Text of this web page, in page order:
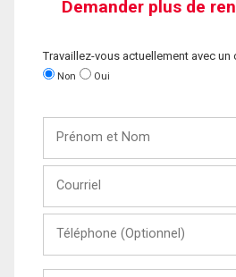
Demander plus de
Travaillez-vous actuellement avec un
Non Oui
Nom
(Optionnel)
Message